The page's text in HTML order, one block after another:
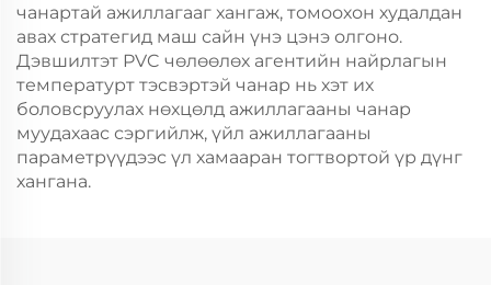
чанартай ажиллагааг хангаж, томоохон худалдан
авах стратегид маш сайн үнэ цэнэ олгоно.
Дэвшилтэт PVC чөлөөлөх агентийн найрлагын
температурт тэсвэртэй чанар нь хэт их
боловсруулах нөхцөлд ажиллагааны чанар
муудахаас сэргийлж, үйл ажиллагааны
параметрүүдээс үл хамааран тогтвортой үр дүнг
хангана.